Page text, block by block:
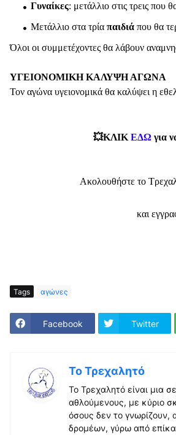
Γυναίκες: μετάλλιο στις τρεις που
Μετάλλιο στα τρία παιδιά που θα
Όλοι οι συμμετέχοντες θα λάβουν
ΥΓΕΙΟΝΟΜΙΚΗ ΚΑΛΥΨΗ ΑΓΩΝΑ
Τον αγώνα υγειονομικά θα καλύψει η
💥ΚΛΙΚ ΕΔΩ για
Ακολουθήστε το
και
Tags αγώνες
Facebook Twitter
Το Τρεχαλητό
Το Τρεχαλητό είναι μια
αθλούμενους, με κύριο
όσους δεν το
δρομέων, γύρω από